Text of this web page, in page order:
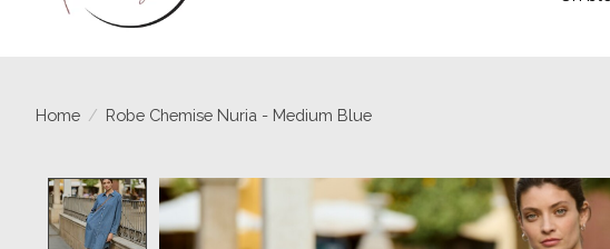
Home / Robe Chemise Nuria - Medium Blue
Product image slideshow Items